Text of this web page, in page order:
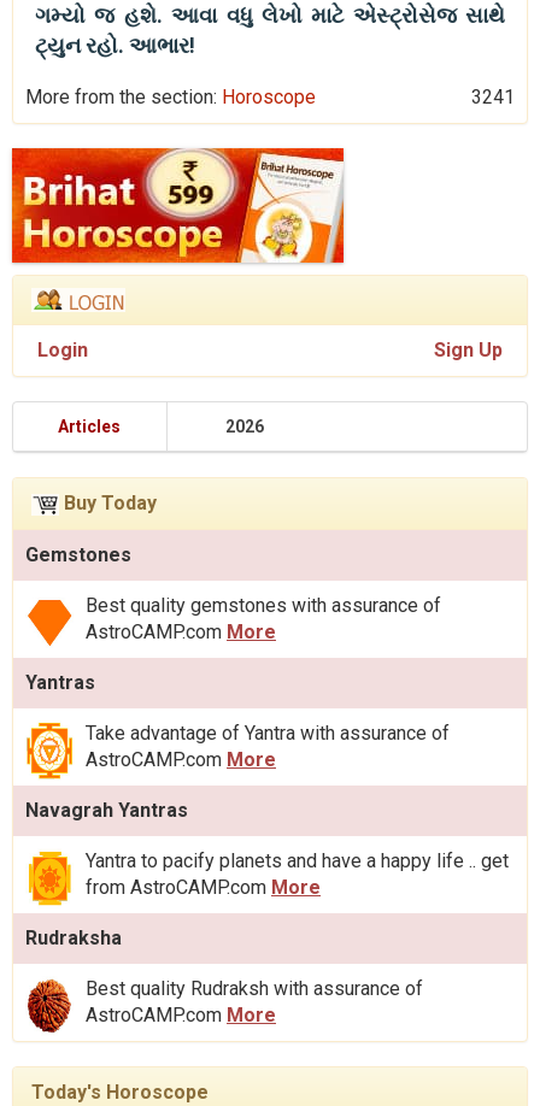
ગમ્યો જ હશે. આવા વધુ લેખો માટે એસ્ટ્રોસેજ સાથે
ટ્યુન રહો. આભાર!
More from the section: Horoscope 3241
Login Sign Up
Articles 2026
Buy Today
Gemstones
Best quality gemstones with assurance of
AstroCAMP.com More
Yantras
Take advantage of Yantra with assurance of
AstroCAMP.com More
Navagrah Yantras
Yantra to pacify planets and have a happy life .. get
from AstroCAMP.com More
Rudraksha
Best quality Rudraksh with assurance of
AstroCAMP.com More
Today's Horoscope